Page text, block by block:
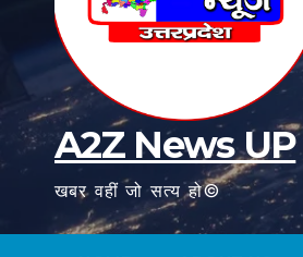
A2Z News UP
खबर वहीं जो सत्य हो©